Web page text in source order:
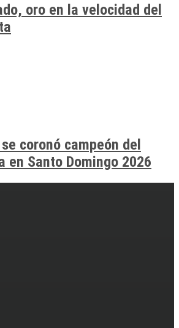
oro en la velocidad del
coronó campeón del
en Santo Domingo 2026